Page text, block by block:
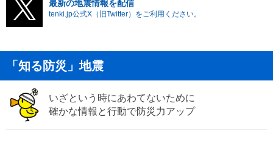
最新の地震情報を配信
tenki.jp公式X（旧Twitter）をご利用ください。
「知る防災」地震
いざという時にあわてないために
確かな情報と行動で防災力アップ